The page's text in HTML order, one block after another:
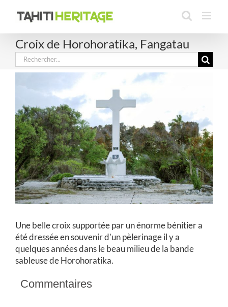
Croix de Horohoratika, Fangatau
Rechercher:
Une belle croix supportée par un énorme bénitier a
été dressée en souvenir d’un pèlerinage il y a
quelques années dans le beau milieu de la bande
sableuse de Horohoratika.
Commentaires